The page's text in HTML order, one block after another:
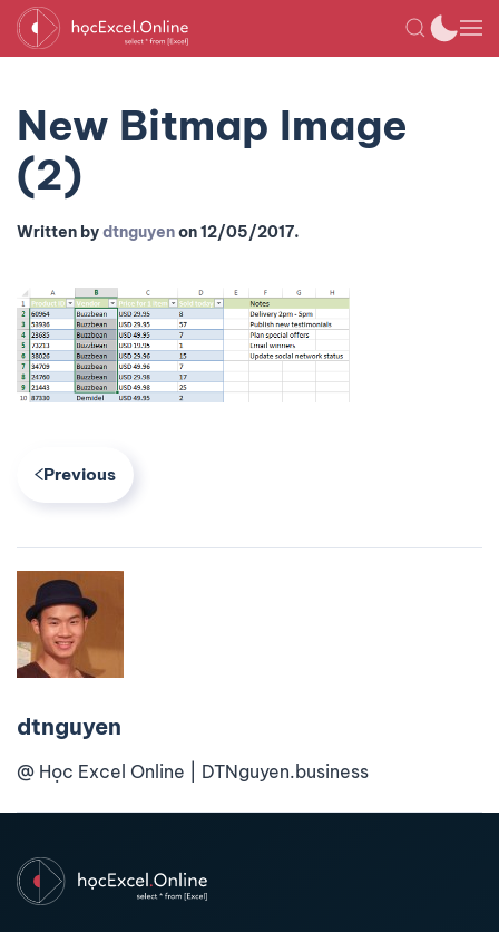
New Bitmap Image
(2)
Written bydtnguyenon12/05/2017.
Previous
dtnguyen
@ Học Excel Online | DTNguyen.business